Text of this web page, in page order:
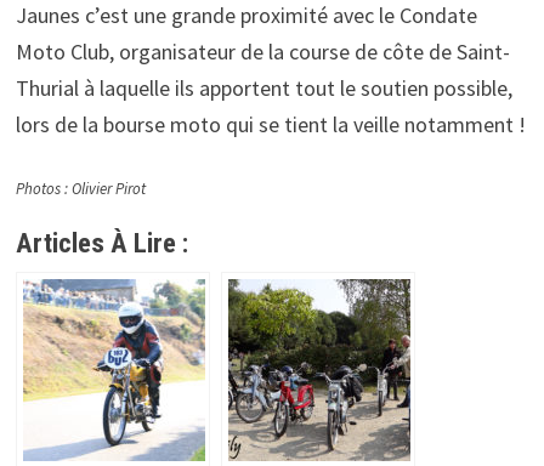
Jaunes c’est une grande proximité avec le Condate
Moto Club, organisateur de la course de côte de Saint-
Thurial à laquelle ils apportent tout le soutien possible,
lors de la bourse moto qui se tient la veille notamment !
Photos : Olivier Pirot
Articles À Lire :